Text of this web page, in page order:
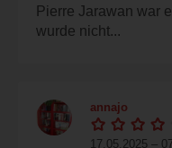
Pierre Jarawan war
wurde nicht...
annajo
17.05.2025 –